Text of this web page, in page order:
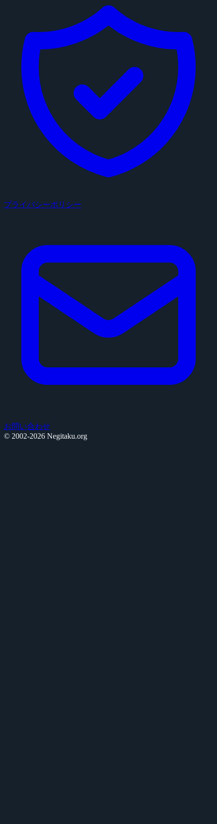
プライバシーポリシー
お問い合わせ
© 2002-2026 Negitaku.org